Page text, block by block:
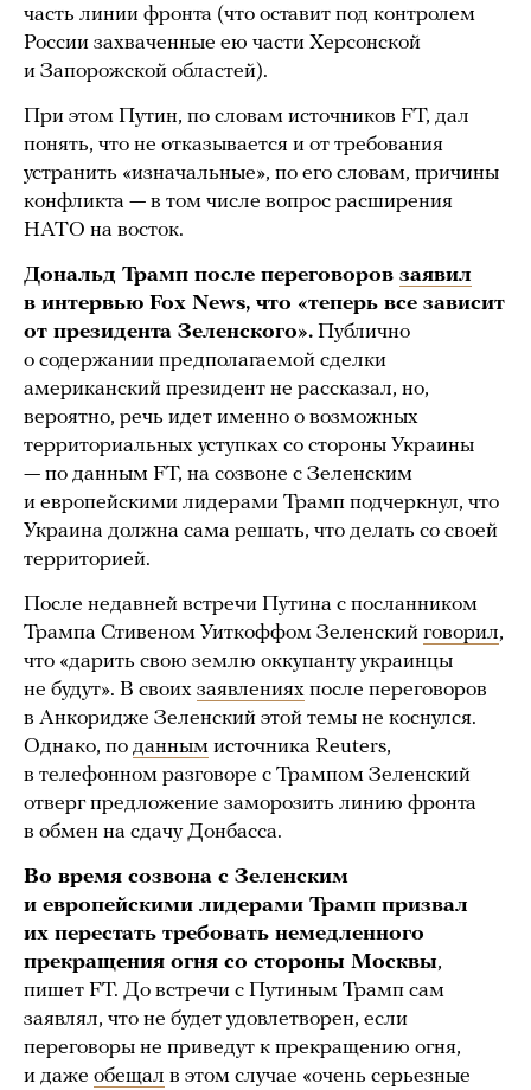
часть линии фронта (что оставит под контролем
России захваченные ею части Херсонской
и Запорожской областей).
При этом Путин, по словам источников FT, дал
понять, что не отказывается и от требования
устранить «изначальные», по его словам, причины
конфликта — в том числе вопрос расширения
НАТО на восток.
Дональд Трамп после переговоров заявил
в интервью Fox News, что «теперь все зависит
от президента Зеленского». Публично
о содержании предполагаемой сделки
американский президент не рассказал, но,
вероятно, речь идет именно о возможных
территориальных уступках со стороны Украины
— по данным FT, на созвоне с Зеленским
и европейскими лидерами Трамп подчеркнул, что
Украина должна сама решать, что делать со своей
территорией.
После недавней встречи Путина с посланником
Трампа Стивеном Уиткоффом Зеленский говорил,
что «дарить свою землю оккупанту украинцы
не будут». В своих заявлениях после переговоров
в Анкоридже Зеленский этой темы не коснулся.
Однако, по данным источника Reuters,
в телефонном разговоре с Трампом Зеленский
отверг предложение заморозить линию фронта
в обмен на сдачу Донбасса.
Во время созвона с Зеленским
и европейскими лидерами Трамп призвал
их перестать требовать немедленного
прекращения огня со стороны Москвы,
пишет FT. До встречи с Путиным Трамп сам
заявлял, что не будет удовлетворен, если
переговоры не приведут к прекращению огня,
и даже обещал в этом случае «очень серьезные